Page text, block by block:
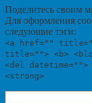
Поделитесь своим
Для оформления
следующие тэги:
<a href=""
title=""> <b>
<del
<strong>